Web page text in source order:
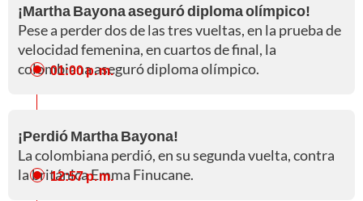
¡Martha Bayona aseguró diploma olímpico!
Pese a perder dos de las tres vueltas, en la prueba de
velocidad femenina, en cuartos de final, la
colombiana aseguró diploma olímpico.
01:00 p. m.
¡Perdió Martha Bayona!
La colombiana perdió, en su segunda vuelta, contra
la británica Emma Finucane.
12:57 p. m.